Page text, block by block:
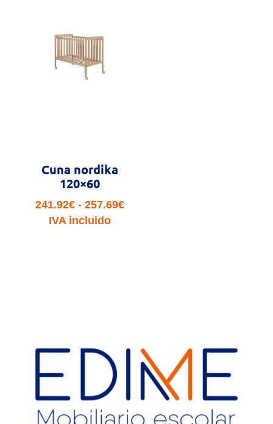
Cuna nordika
120×60
241.92€ - 257.69€Rango
IVA incluido